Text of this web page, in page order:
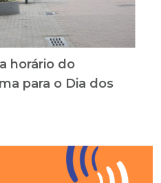
horário do
para o Dia dos